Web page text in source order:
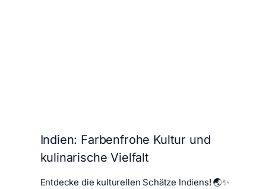
Indien: Farbenfrohe Kultur und
kulinarische Vielfalt
Entdecke die kulturellen Schätze Indiens! 🌏✨